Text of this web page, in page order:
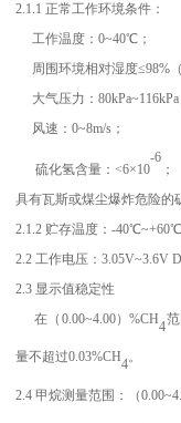
2.1.1 正常工作环境条件：
工作温度：0~40℃；
周围环境相对湿度≤98%
大气压力：80kPa~116kPa
风速：0~8m/s；
硫化氢含量：<6×10
-6
；
具有瓦斯或煤尘爆炸危险的
2.1.2 贮存温度：-40℃~+60℃
2.2 工作电压：3.05V~3.6V
2.3 显示值稳定性
在（0.00~4.00）%CH
4
量不超过0.03%CH
4
。
2.4 甲烷测量范围：（